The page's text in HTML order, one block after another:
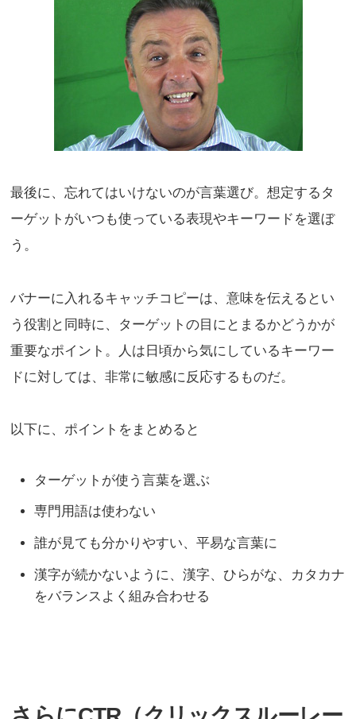
最後に、忘れてはいけないのが言葉選び。想定するタ
ーゲットがいつも使っている表現やキーワードを選ぼ
う。
バナーに入れるキャッチコピーは、意味を伝えるとい
う役割と同時に、ターゲットの目にとまるかどうかが
重要なポイント。人は日頃から気にしているキーワー
ドに対しては、非常に敏感に反応するものだ。
以下に、ポイントをまとめると
ターゲットが使う言葉を選ぶ
専門用語は使わない
誰が見ても分かりやすい、平易な言葉に
漢字が続かないように、漢字、ひらがな、カタカナ
をバランスよく組み合わせる